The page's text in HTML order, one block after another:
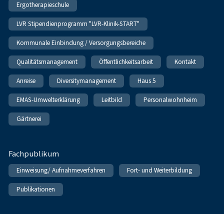
Ergotherapieschule
LVR Stipendienprogramm "LVR-Klinik-START"
Kommunale Einbindung / Versorgungsbereiche
Qualitätsmanagement Öffentlichkeitsarbeit Kontakt
Anreise Diversitymanagement Haus 5
EMAS-Umwelterklärung Leitbild Personalwohnheim
Gärtnerei
Fachpublikum
Einweisung/ Aufnahmeverfahren Fort- und Weiterbildung
Publikationen